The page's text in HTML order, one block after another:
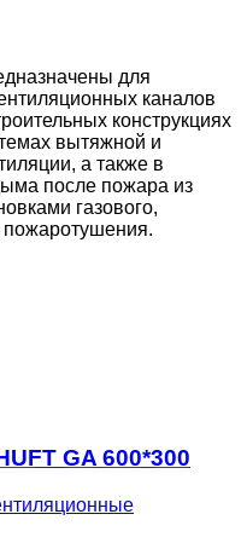
для
каналов
конструкциях
вытяжной и
а также в
после пожара из
газового,
пожаротушения.
GA 600*300